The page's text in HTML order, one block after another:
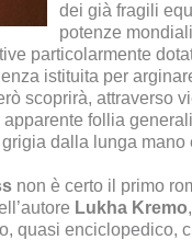
dei già fragili
potenze
particolarmente
istituita per
scoprirà, attraverso
apparente follia
dalla lunga
non è certo il primo
Lukha Kremo
quasi enciclopedico,